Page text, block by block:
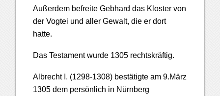
Außerdem befreite Gebhard das Kloster von
der Vogtei und aller Gewalt, die er dort
hatte.
Das Testament wurde 1305 rechtskräftig.
Albrecht I. (1298-1308) bestätigte am 9.März
1305 dem persönlich in Nürnberg